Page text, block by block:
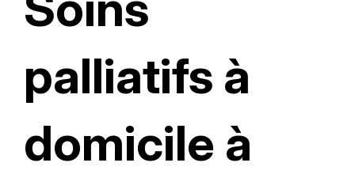
palliatifs à
domicile à